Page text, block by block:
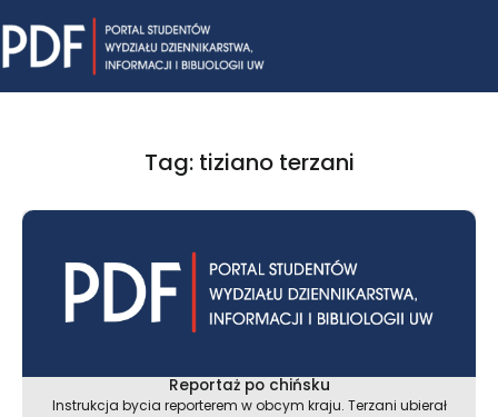
to
content
Tag: tiziano terzani
Reportaż po chińsku
Instrukcja bycia reporterem w obcym kraju. Terzani ubierał